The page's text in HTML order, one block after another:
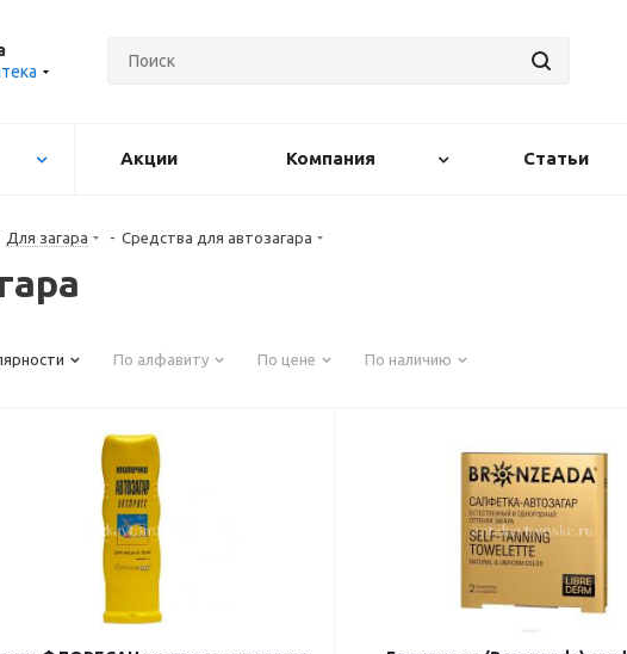
Акции Компания Статьи
Для загара - Средства для автозагара
По алфавиту По цене По наличию